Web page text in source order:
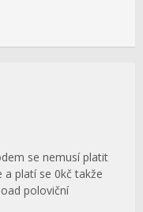
se nemusí platit
platí se 0kč takže
poloviční